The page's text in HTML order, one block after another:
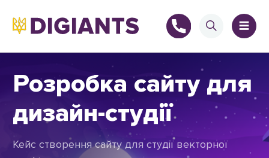
Розробка сайту для
дизайн-студії
Кейс створення сайту для студії векторної
+